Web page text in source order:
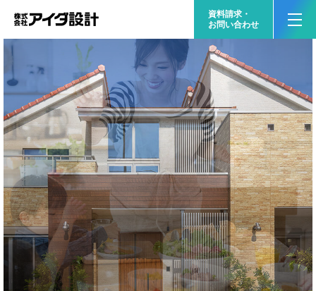
資料請求・
お問い合わせ